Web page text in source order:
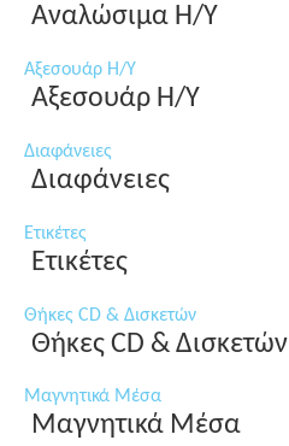
Αναλώσιμα Η/Υ
Αξεσουάρ Η/Υ
Αξεσουάρ Η/Υ
Διαφάνειες
Διαφάνειες
Ετικέτες
Ετικέτες
Θήκες CD & Δισκετών
Θήκες CD & Δισκετών
Μαγνητικά Μέσα
Μαγνητικά Μέσα